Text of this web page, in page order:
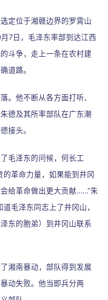
定位于湘赣边界的罗霄山
月 7 日，毛泽东率部到达江西
斗争，走上一条在农村建
道路。
他不断从各方面打听、
德及其所率部队在广东潮
接头。
毛泽东的问候，何长工
革命力量，如果能到井冈
给革命做出更大贡献……”朱
毛泽东同志上了井冈山，
东的胞弟）到井冈山联系
湘南暴动，部队得到发展
动失败。他当即兵分两